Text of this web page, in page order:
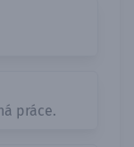
práce.